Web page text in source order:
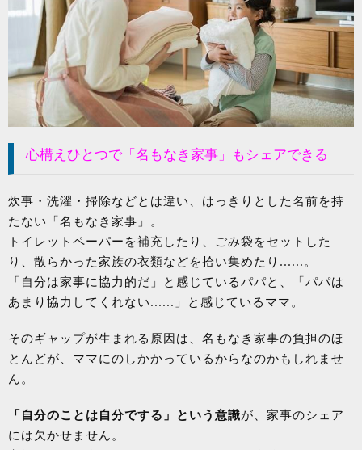
心構えひとつで「名もなき家事」もシェアできる
炊事・洗濯・掃除などとは違い、はっきりとした名前を持
たない「名もなき家事」。
トイレットペーパーを補充したり、ごみ袋をセットした
り、散らかった家族の衣類などを拾い集めたり......。
「自分は家事に協力的だ」と感じているパパと、「パパは
あまり協力してくれない......」と感じているママ。
そのギャップが生まれる原因は、名もなき家事の負担のほ
とんどが、ママにのしかかっているからなのかもしれませ
ん。
「自分のことは自分でする」という意識が、家事のシェア
には欠かせません。